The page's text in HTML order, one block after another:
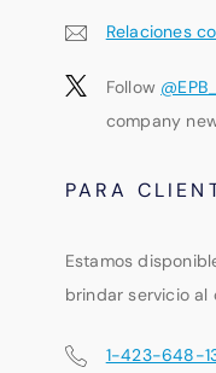
Relaciones
Follow
company
PARA
Estamos
brindar servicio
1-423-648-